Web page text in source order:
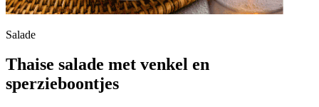
Salade
Thaise salade met venkel en
sperzieboontjes